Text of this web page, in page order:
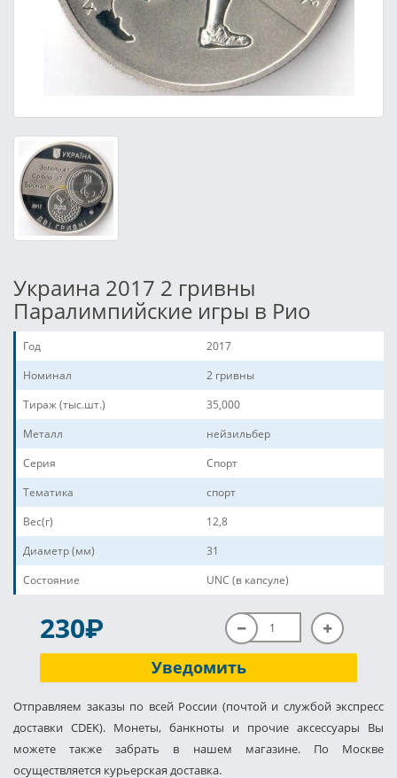
Украина 2017 2 гривны
Паралимпийские игры в Рио
Год
2017
Номинал
2 гривны
Тираж (тыс.шт.)
35,000
Металл
нейзильбер
Серия
Спорт
Тематика
спорт
Вес(г)
12,8
Диаметр (мм)
31
Состояние
UNC (в капсуле)
230P
Уведомить
Отправляем заказы по всей России (почтой и службой экспресс
доставки CDEK). Монеты, банкноты и прочие аксессуары Вы
можете также забрать в нашем магазине. По Москве
осуществляется курьерская доставка.